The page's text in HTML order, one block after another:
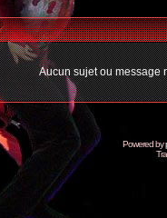
Aucun sujet ou message
Powered by